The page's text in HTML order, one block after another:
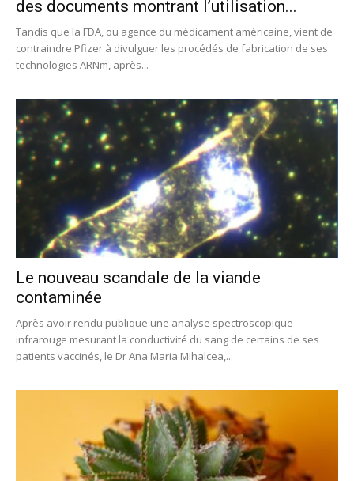
des documents montrant l’utilisation...
Tandis que la FDA, ou agence du médicament américaine, vient de
contraindre Pfizer à divulguer les procédés de fabrication de ses
technologies ARNm, après...
Le nouveau scandale de la viande
contaminée
Après avoir rendu publique une analyse spectroscopique
infrarouge mesurant la conductivité du sang de certains de ses
patients vaccinés, le Dr Ana Maria Mihalcea,...